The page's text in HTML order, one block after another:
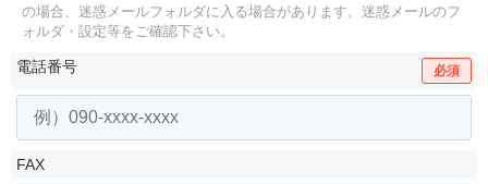
の場合、迷惑メールフォルダに入る場合があります。 迷惑メールのフ
ォルダ・設定等をご確認下さい。
電話番号 必須
FAX